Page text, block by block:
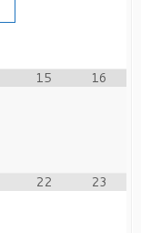
15 16
22 23